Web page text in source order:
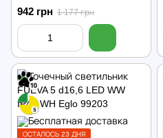
99144
942 грн 1 177 грн
ОСТАЛОСЬ 23 ДНЯ